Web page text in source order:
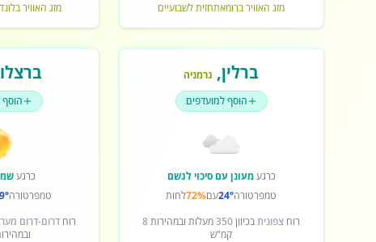
מזג האוויר ברומאתחזית לשבועיים מזג האוויר
ברלין, גרמניה
הוסף למועדפים
כרגעמעונן עם סיכוי לגשם
טמפרטורה24°עם72%לחות
רוח צפוניתבכיוון350מעלות ובמהירות8
קמ"ש
הוסף
כרגע
טמפרטורה
רוח דרום-דרום